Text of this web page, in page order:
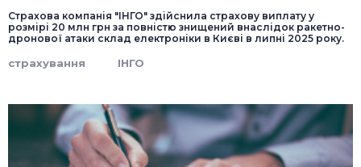
Страхова компанія "ІНГО" здійснила страхову виплату у
розмірі 20 млн грн за повністю знищений внаслідок ракетно-
дронової атаки склад електроніки в Києві в липні 2025 року.
страхування ІНГО